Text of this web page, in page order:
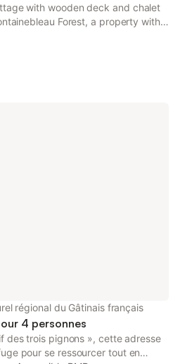
with wooden deck and chalet
Forest, a property with
in Achères-la-Forêt, 14 km from
km from Fontainebleau Golf Club,
régional du Gâtinais français
4 personnes
des trois pignons », cette adresse
pour se ressourcer tout en